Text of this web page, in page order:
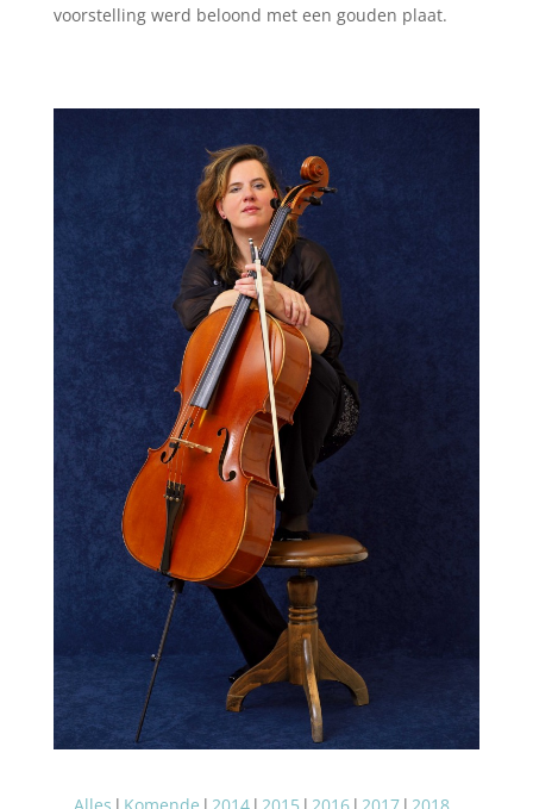
voorstelling werd beloond met een gouden plaat.